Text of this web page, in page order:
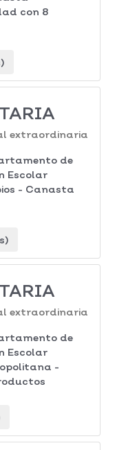
con 8
extraordinaria
de
Escolar
- Canasta
extraordinaria
de
Escolar
-